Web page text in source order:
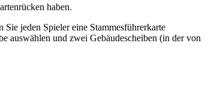
haben.
Sie jeden Spieler eine Stammesführerkarte
auswählen und zwei Gebäudescheiben (in der von